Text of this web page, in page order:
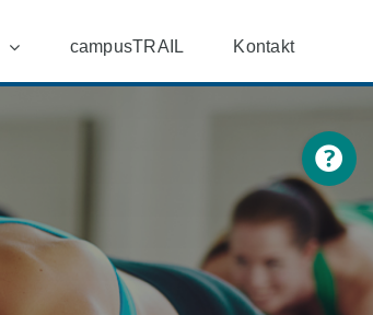
campusTRAIL Kontakt
Toggle
Sliding
Bar
Area